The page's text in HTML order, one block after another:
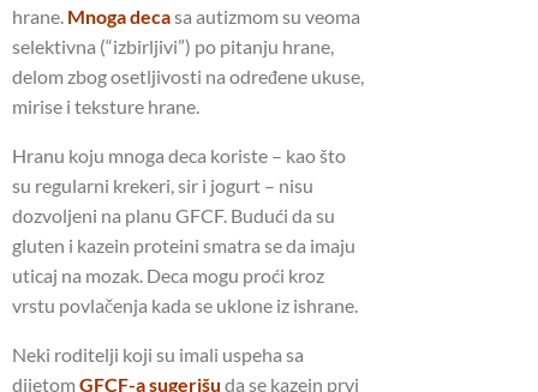
hrane. Mnoga decasa autizmom su veoma
selektivna (“izbirljivi”) po pitanju hrane,
delom zbog osetljivosti na određene ukuse,
mirise i teksture hrane.
Hranu koju mnoga deca koriste – kao što
su regularni krekeri, sir i jogurt – nisu
dozvoljeni na planu GFCF. Budući da su
gluten i kazein proteini smatra se da imaju
uticaj na mozak. Deca mogu proći kroz
vrstu povlačenja kada se uklone iz ishrane.
Neki roditelji koji su imali uspeha sa
dijetom GFCF-a sugerišu da se kazein prvi